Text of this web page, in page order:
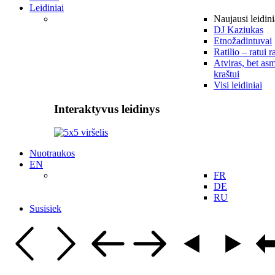
Leidiniai
Naujausi
DJ Kaziukas
Etnožadintuvai
Ratilio – ratui
Atviras, bet
kraštui
Visi leidiniai
Interaktyvus leidinys
Nuotraukos
EN
FR
DE
RU
Susisiek